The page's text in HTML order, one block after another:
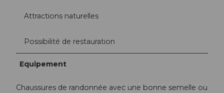
Attractions naturelles
Possibilité de restauration
Equipement
Chaussures de randonnée avec une bonne semelle ou